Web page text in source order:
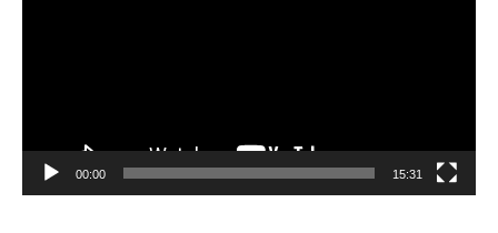
00:00 15:31